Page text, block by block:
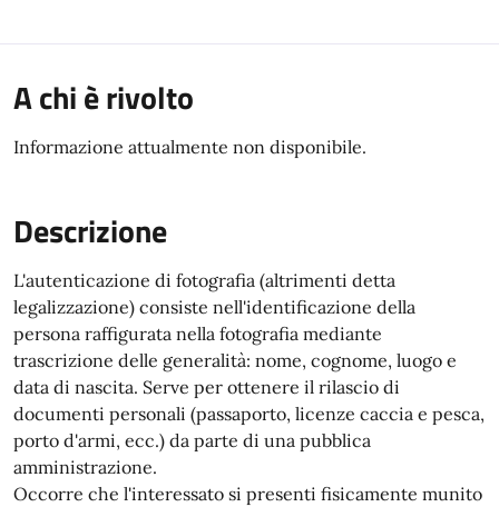
A chi è rivolto
Informazione attualmente non disponibile.
Descrizione
L'autenticazione di fotografia (altrimenti detta
legalizzazione) consiste nell'identificazione della
persona raffigurata nella fotografia mediante
trascrizione delle generalità: nome, cognome, luogo e
data di nascita. Serve per ottenere il rilascio di
documenti personali (passaporto, licenze caccia e pesca,
porto d'armi, ecc.) da parte di una pubblica
amministrazione.
Occorre che l'interessato si presenti fisicamente munito